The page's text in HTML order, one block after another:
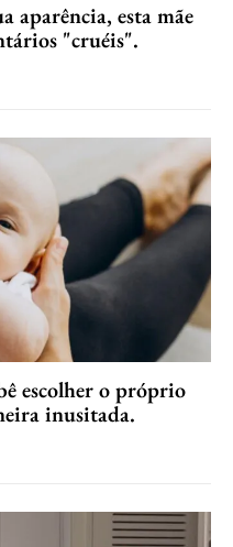
aparência, esta mãe
"cruéis".
escolher o próprio
inusitada.